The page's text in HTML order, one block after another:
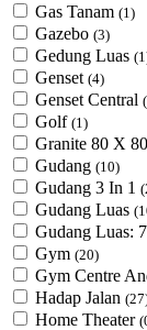
Gas Tanam (1)
Gazebo (3)
Gedung Luas
Genset (4)
Genset Central
Golf (1)
Granite 80 X
Gudang (10)
Gudang 3 In 1
Gudang Luas
Gudang Luas:
Gym (20)
Gym Centre
Hadap Jalan
Home Theater